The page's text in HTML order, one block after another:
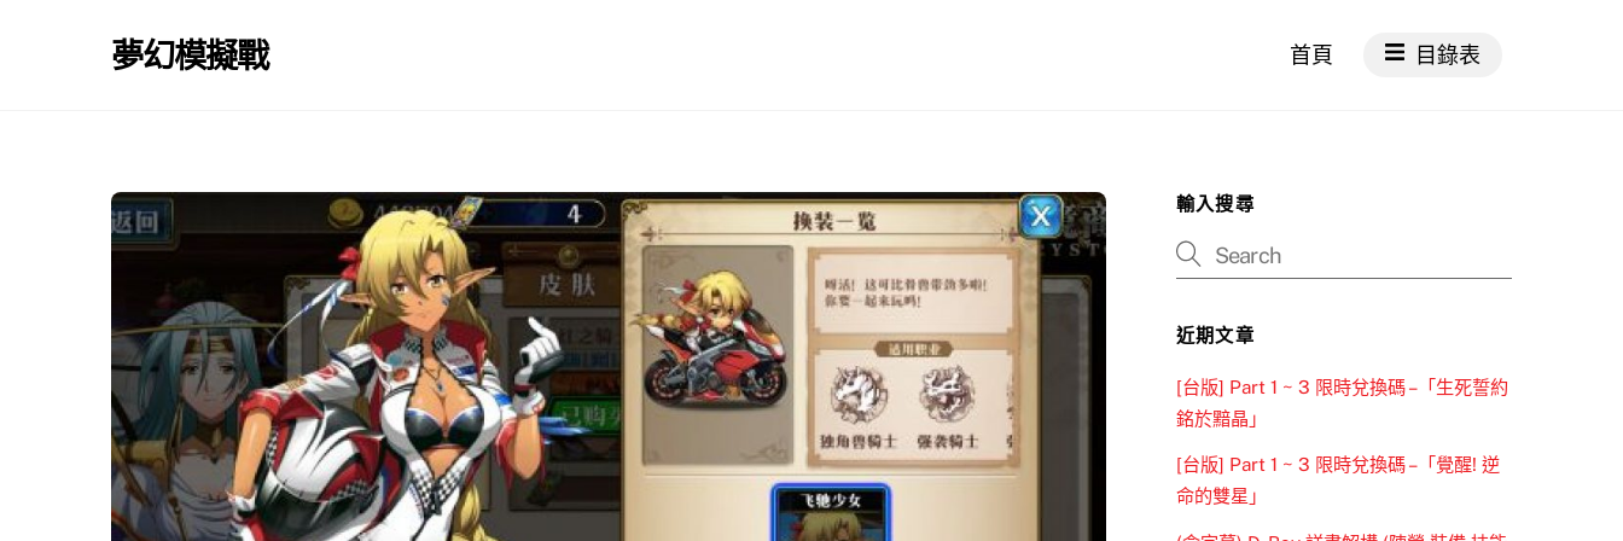
夢幻模擬戰 首頁 目錄表
輸入搜尋
近期文章
[台版] Part 1 ~ 3 限時兌換碼 –「生死誓約
銘於黯晶」
[台版] Part 1 ~ 3 限時兌換碼 –「覺醒! 逆
命的雙星」